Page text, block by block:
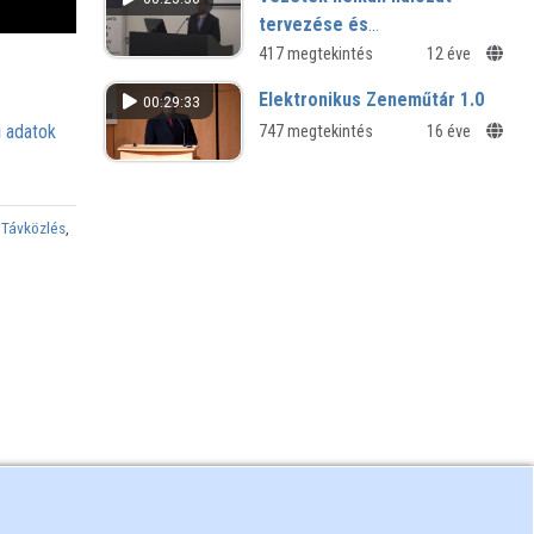
adatok
Távközlés,
tervezése és
méréstechnikája- Ekahau WiFi
417 megtekintés 12 éve
00:29:33 Elektronikus Zeneműtár 1.0
747 megtekintés 16 éve